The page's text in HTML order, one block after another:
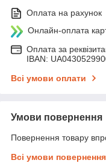
Оплата на рахунок
Онлайн-оплата
Оплата за
IBAN:
Всі умови оплати
Умови повернення
Повернення товару
Всі умови повернення